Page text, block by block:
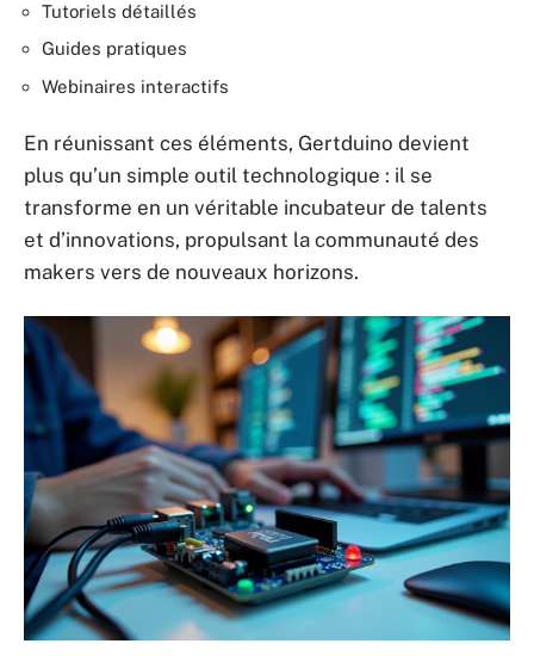
Tutoriels détaillés
Guides pratiques
Webinaires interactifs
En réunissant ces éléments, Gertduino devient
plus qu’un simple outil technologique : il se
transforme en un véritable incubateur de talents
et d’innovations, propulsant la communauté des
makers vers de nouveaux horizons.